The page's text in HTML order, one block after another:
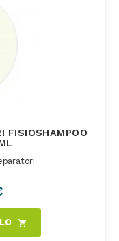
FISIOSHAMPOO
shopping_cart